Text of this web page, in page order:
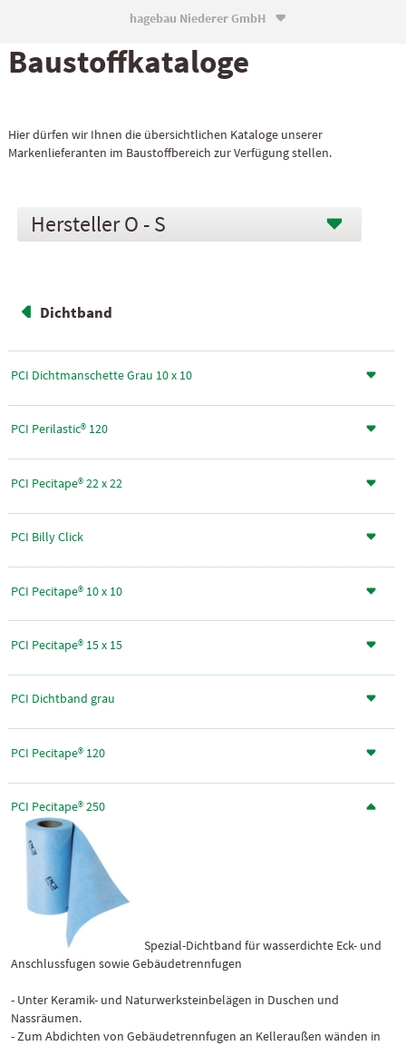
hagebau Niederer GmbH 
Baustoff­kataloge
Hier dürfen wir Ihnen die übersichtlichen Kataloge unserer
Markenlieferanten im Baustoffbereich zur Verfügung stellen.
O - S
Dichtband
PCI Dichtmanschette Grau 10 x 10
PCI Perilastic® 120
PCI Pecitape® 22 x 22
PCI Billy Click
PCI Pecitape® 10 x 10
PCI Pecitape® 15 x 15
PCI Dichtband grau
PCI Pecitape® 120
PCI Pecitape® 250
Spezial-Dichtband für wasserdichte Eck- und
Anschlussfugen sowie Gebäudetrennfugen
- Unter Keramik- und Naturwerksteinbelägen in Duschen und
Nassräumen.
- Zum Abdichten von Gebäudetrennfugen an Kelleraußen wänden in